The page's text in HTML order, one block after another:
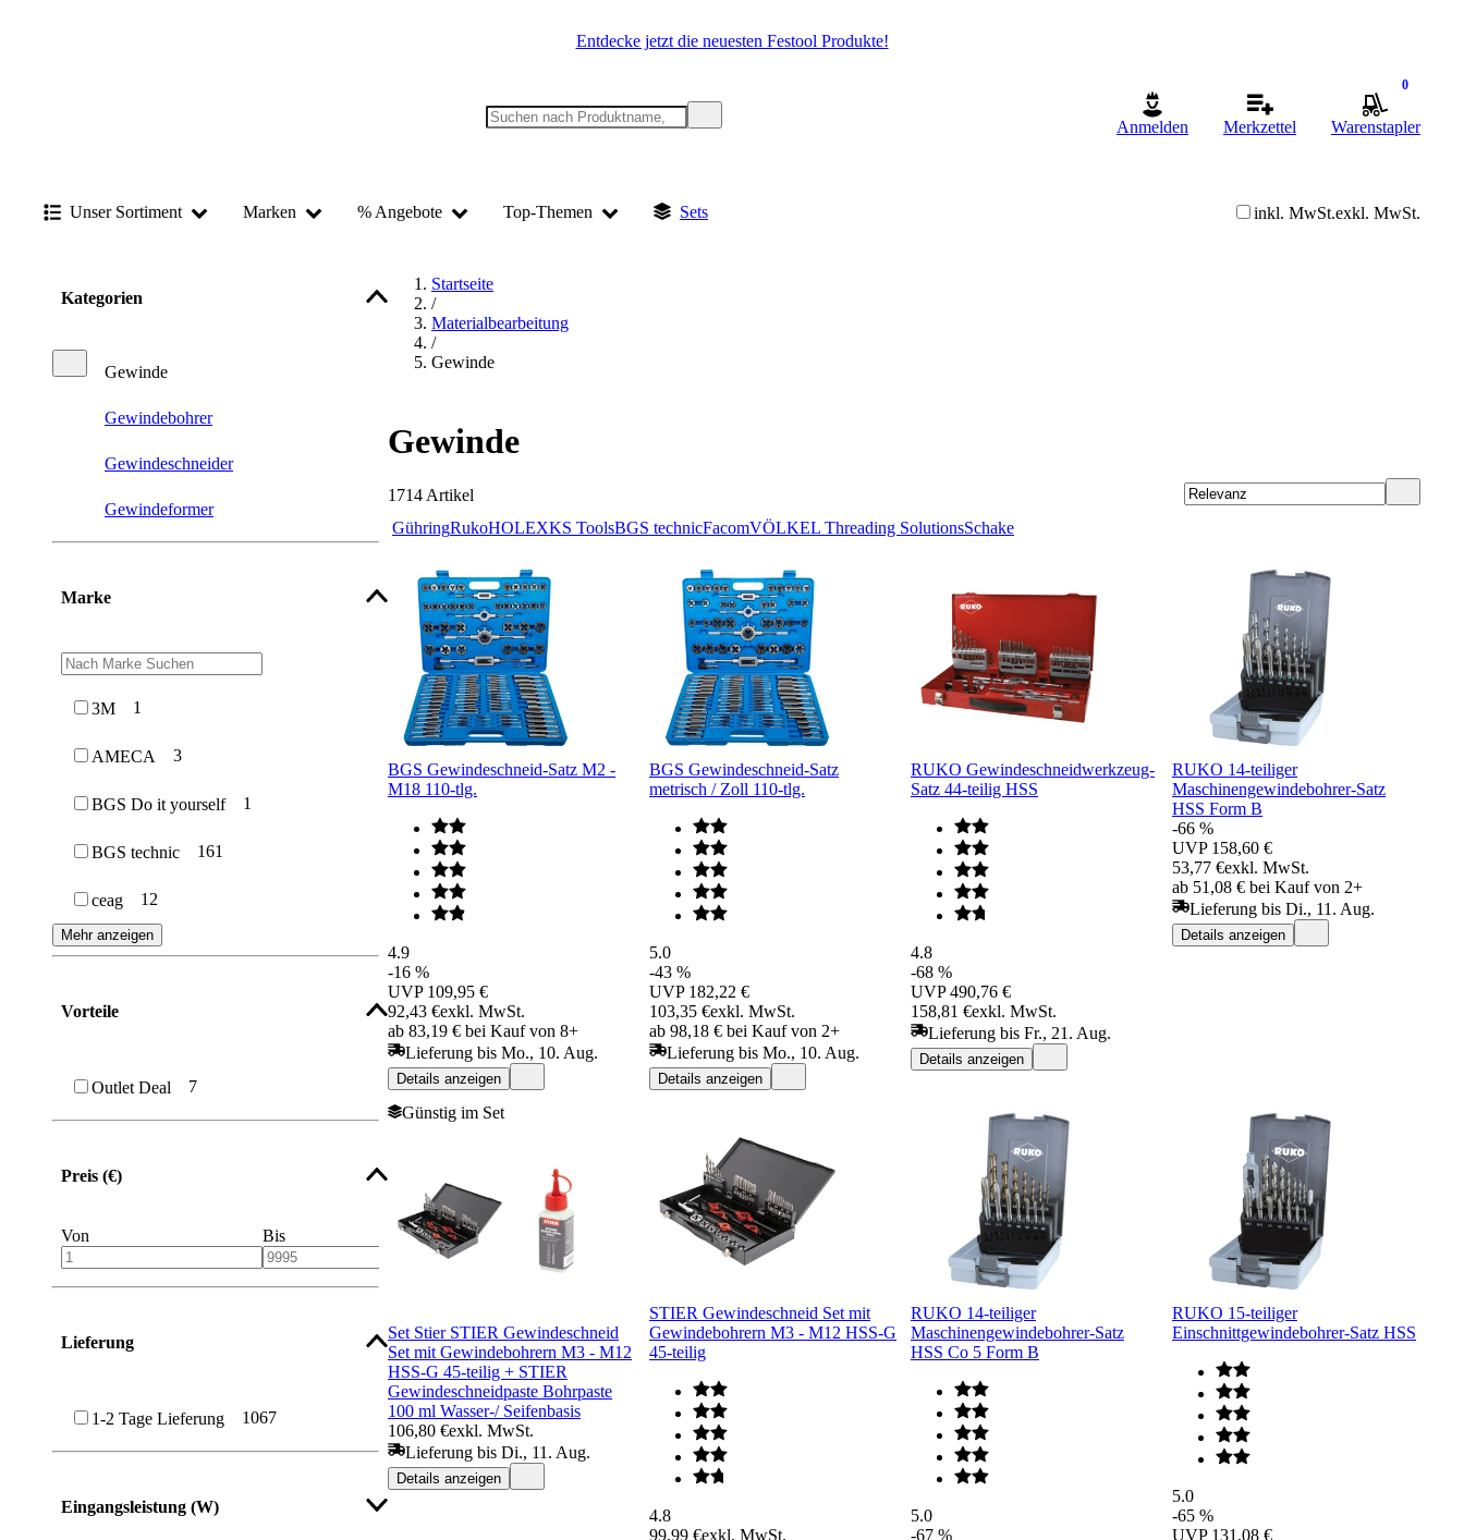
Entdecke jetzt die neuesten Festool Produkte!
Anmelden Merkzettel
0
Warenstapler
Unser Sortiment Marken % Angebote Top-Themen Sets inkl. MwSt.exkl. MwSt.
Kategorien
Gewinde
Gewindebohrer
Gewindeschneider
Gewindeformer
Marke
3M 1
AMECA 3
BGS Do it yourself 1
BGS technic 161
ceag 12
Mehr anzeigen
Vorteile
Outlet Deal 7
Preis (€)
Von Bis
Lieferung
1-2 Tage Lieferung 1067
Eingangsleistung (W)
Startseite
/
Materialbearbeitung
/
Gewinde
Gewinde
1714 Artikel
GühringRukoHOLEXKS ToolsBGS technicFacomVÖLKEL Threading SolutionsSchake
BGS Gewindeschneid-Satz M2 -
M18 110-tlg.
4.9
-16 %
UVP 109,95 €
92,43 €exkl. MwSt.
ab 83,19 € bei Kauf von 8+
Lieferung bis Mo., 10. Aug.
Details anzeigen
BGS Gewindeschneid-Satz
metrisch / Zoll 110-tlg.
5.0
-43 %
UVP 182,22 €
103,35 €exkl. MwSt.
ab 98,18 € bei Kauf von 2+
Lieferung bis Mo., 10. Aug.
Details anzeigen
RUKO Gewindeschneidwerkzeug-
Satz 44-teilig HSS
4.8
-68 %
UVP 490,76 €
158,81 €exkl. MwSt.
Lieferung bis Fr., 21. Aug.
Details anzeigen
RUKO 14-teiliger
Maschinengewindebohrer-Satz
HSS Form B
-66 %
UVP 158,60 €
53,77 €exkl. MwSt.
ab 51,08 € bei Kauf von 2+
Lieferung bis Di., 11. Aug.
Details anzeigen
Günstig im Set
Set Stier STIER Gewindeschneid
Set mit Gewindebohrern M3 - M12
HSS-G 45-teilig + STIER
Gewindeschneidpaste Bohrpaste
100 ml Wasser-/ Seifenbasis
106,80 €exkl. MwSt.
Lieferung bis Di., 11. Aug.
Details anzeigen
STIER Gewindeschneid Set mit
Gewindebohrern M3 - M12 HSS-G
45-teilig
4.8
99,99 €exkl. MwSt.
RUKO 14-teiliger
Maschinengewindebohrer-Satz
HSS Co 5 Form B
5.0
-67 %
RUKO 15-teiliger
Einschnittgewindebohrer-Satz HSS
5.0
-65 %
UVP 131,08 €